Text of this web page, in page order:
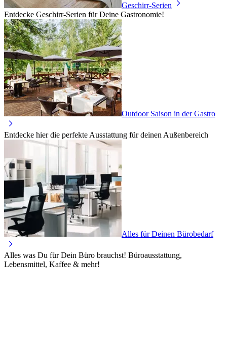
Geschirr-Serien
Entdecke Geschirr-Serien für Deine Gastronomie!
Outdoor Saison in der Gastro
Entdecke hier die perfekte Ausstattung für deinen Außenbereich
Alles für Deinen Bürobedarf
Alles was Du für Dein Büro brauchst! Büroausstattung,
Lebensmittel, Kaffee & mehr!